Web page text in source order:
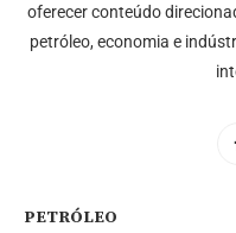
oferecer conteúdo
petróleo, economia e
PETRÓLEO